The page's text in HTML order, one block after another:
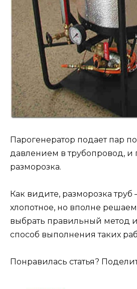
Парогенератор подает пар
давлением в трубопровод, и
разморозка.
Как видите, разморозка труб
хлопотное, но вполне
выбрать правильный метод
способ выполнения таких
Понравилась статья?